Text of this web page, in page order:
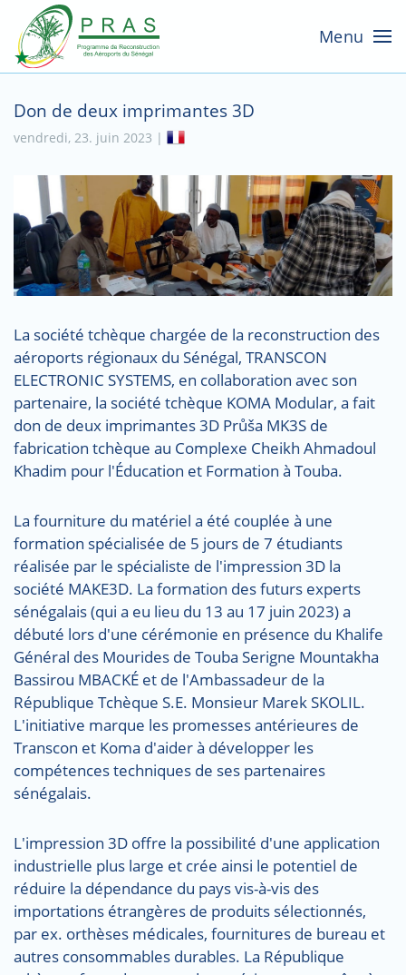
Menu
Don de deux imprimantes 3D
vendredi, 23. juin 2023 |
La société tchèque chargée de la reconstruction des
aéroports régionaux du Sénégal, TRANSCON
ELECTRONIC SYSTEMS, en collaboration avec son
partenaire, la société tchèque KOMA Modular, a fait
don de deux imprimantes 3D Průša MK3S de
fabrication tchèque au Complexe Cheikh Ahmadoul
Khadim pour l'Éducation et Formation à Touba.
La fourniture du matériel a été couplée à une
formation spécialisée de 5 jours de 7 étudiants
réalisée par le spécialiste de l'impression 3D la
société MAKE3D. La formation des futurs experts
sénégalais (qui a eu lieu du 13 au 17 juin 2023) a
débuté lors d'une cérémonie en présence du Khalife
Général des Mourides de Touba Serigne Mountakha
Bassirou MBACKÉ et de l'Ambassadeur de la
République Tchèque S.E. Monsieur Marek SKOLIL.
L'initiative marque les promesses antérieures de
Transcon et Koma d'aider à développer les
compétences techniques de ses partenaires
sénégalais.
L'impression 3D offre la possibilité d'une application
industrielle plus large et crée ainsi le potentiel de
réduire la dépendance du pays vis-à-vis des
importations étrangères de produits sélectionnés,
par ex. orthèses médicales, fournitures de bureau et
autres consommables durables. La République